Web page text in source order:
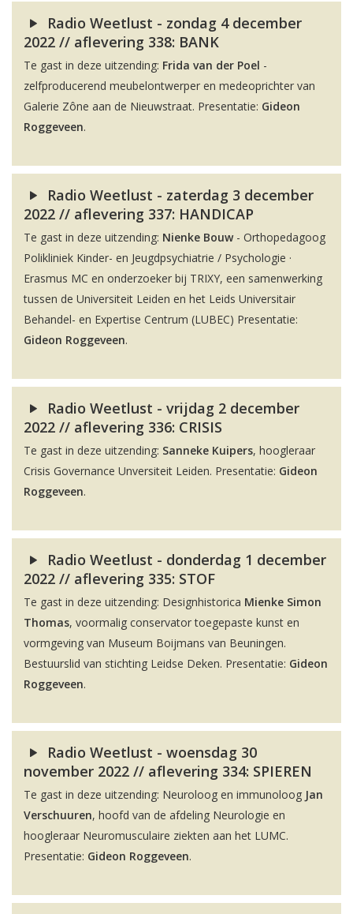
Radio Weetlust - zondag 4 december
2022 // aflevering 338: BANK
Te gast in deze uitzending: Frida van der Poel -
zelfproducerend meubelontwerper en medeoprichter van
Galerie Zône aan de Nieuwstraat. Presentatie: Gideon
Roggeveen.
Radio Weetlust - zaterdag 3 december
2022 // aflevering 337: HANDICAP
Te gast in deze uitzending: Nienke Bouw- Orthopedagoog
Polikliniek Kinder- en Jeugdpsychiatrie / Psychologie ·
Erasmus MC en onderzoeker bij TRIXY, een samenwerking
tussen de Universiteit Leiden en het Leids Universitair
Behandel- en Expertise Centrum (LUBEC) Presentatie:
Gideon Roggeveen.
Radio Weetlust - vrijdag 2 december
2022 // aflevering 336: CRISIS
Te gast in deze uitzending: Sanneke Kuipers, hoogleraar
Crisis Governance Unversiteit Leiden. Presentatie: Gideon
Roggeveen.
Radio Weetlust - donderdag 1 december
2022 // aflevering 335: STOF
Te gast in deze uitzending: Designhistorica Mienke Simon
Thomas, voormalig conservator toegepaste kunst en
vormgeving van Museum Boijmans van Beuningen.
Bestuurslid van stichting Leidse Deken. Presentatie: Gideon
Roggeveen.
Radio Weetlust - woensdag 30
november 2022 // aflevering 334: SPIEREN
Te gast in deze uitzending: Neuroloog en immunoloog Jan
Verschuuren, hoofd van de afdeling Neurologie en
hoogleraar Neuromusculaire ziekten aan het LUMC.
Presentatie: Gideon Roggeveen.